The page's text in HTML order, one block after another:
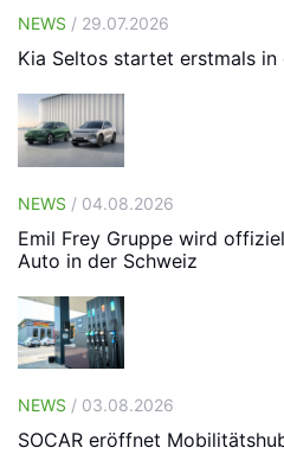
NEWS / 29.07.2026
Kia Seltos startet erstmals in
NEWS / 04.08.2026
Emil Frey Gruppe wird
Auto in der Schweiz
NEWS / 03.08.2026
SOCAR eröffnet